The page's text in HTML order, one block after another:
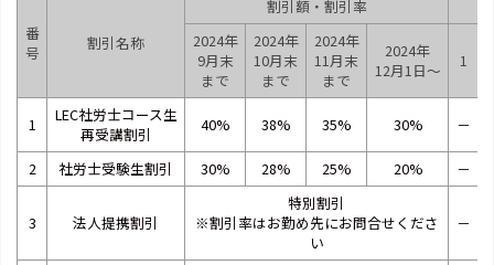
番
号
割引名称
割引額・割引率
2024年
9月末
まで
2024年
10月末
まで
2024年
11月末
まで
2024年
12月1日～
1
1
LEC社労士コース生
再受講割引
40% 38% 35% 30% －
2 社労士受験生割引 30% 28% 25% 20% －
3 法人提携割引
特別割引
※割引率はお勤め先にお問合せくださ
い
－